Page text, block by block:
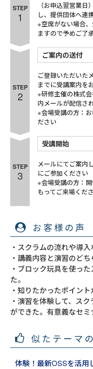
STEP
1
（お申込翌営業
し、提供団体へ連
※空席がない場合
ますので予めご了
STEP
2
ご案内の送付
ご登録いただいた
までに受講案内を
※研修主催の株式
内メールが配信さ
※会場受講の方：
ださい
STEP
3
受講開始
メールにてご案内
にご参加ください
※会場受講の方：
もってご来場くだ
お客様の声
・スクラムの流れや導
・講義内容と演習のどち
・ブロック玩具を使っ
た。
・知りたかったポイン
・演習を体験して、ス
ができた。有意義なセミ
似たテーマ
体験！最新OSSを活用